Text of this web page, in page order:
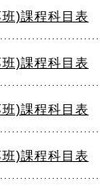
)課程科目表
)課程科目表
)課程科目表
)課程科目表